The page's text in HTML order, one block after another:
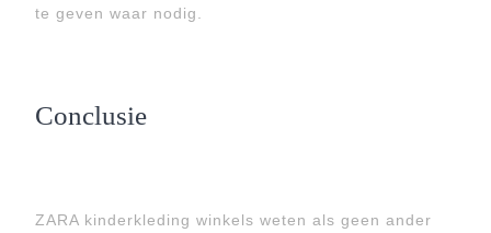
te geven waar nodig.
Conclusie
ZARA kinderkleding winkels weten als geen ander